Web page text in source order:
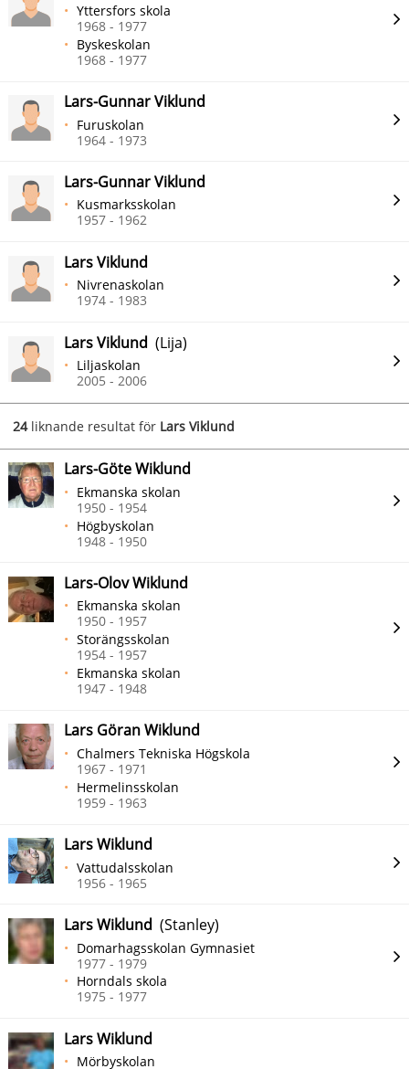
Yttersfors skola
1968 - 1977
Byskeskolan
1968 - 1977
Lars-Gunnar Viklund
Furuskolan
1964 - 1973
Lars-Gunnar Viklund
Kusmarksskolan
1957 - 1962
Lars Viklund
Nivrenaskolan
1974 - 1983
Lars Viklund (Lija)
Liljaskolan
2005 - 2006
24liknande resultat för Lars Viklund
Lars-Göte Wiklund
Ekmanska skolan
1950 - 1954
Högbyskolan
1948 - 1950
Lars-Olov Wiklund
Ekmanska skolan
1950 - 1957
Storängsskolan
1954 - 1957
Ekmanska skolan
1947 - 1948
Lars Göran Wiklund
Chalmers Tekniska Högskola
1967 - 1971
Hermelinsskolan
1959 - 1963
Lars Wiklund
Vattudalsskolan
1956 - 1965
Lars Wiklund (Stanley)
Domarhagsskolan Gymnasiet
1977 - 1979
Horndals skola
1975 - 1977
Lars Wiklund
Mörbyskolan